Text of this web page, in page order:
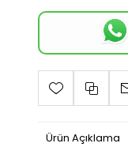
Ürün Açıklama